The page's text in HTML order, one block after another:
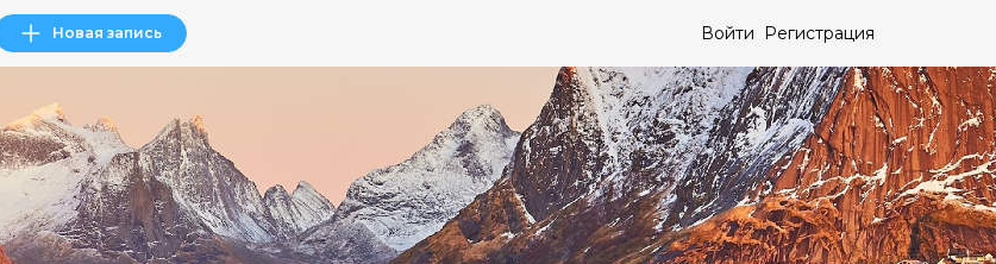
Новая запись Войти Регистрация